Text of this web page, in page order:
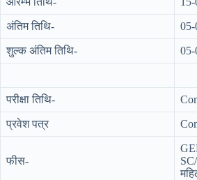
अंतिम तिथि- 05-
शुल्क अंतिम तिथि- 05-
परीक्षा तिथि-
प्रवेश पत्र
फीस-